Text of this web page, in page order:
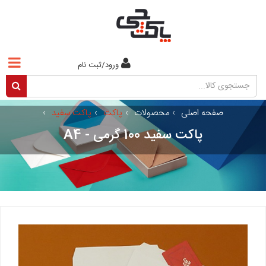
ورود/ثبت نام
صفحه اصلی › محصولات › پاکت › پاکت سفید ›
پاکت سفید 100 گرمی - A4